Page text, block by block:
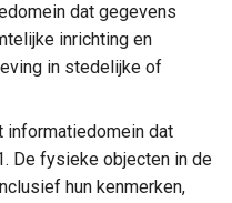
dat gegevens
inrichting en
in stedelijke of
informatiedomein dat
De fysieke objecten in de
hun kenmerken,